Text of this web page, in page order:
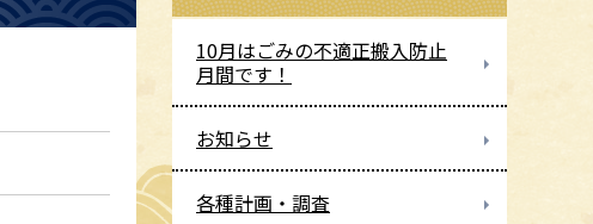
10月はごみの不適正搬入防止
月間です！
お知らせ
各種計画・調査